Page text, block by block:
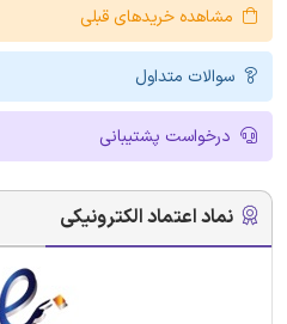
مشاهده خریدهای قبلی
سوالات متداول
درخواست پشتیبانی
نماد اعتماد الکترونیکی